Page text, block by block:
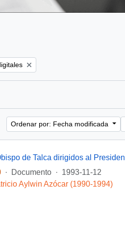
Ordenar por: Fecha modificada
· Documento · 1993-11-12
Aylwin Azócar (1990-1994)